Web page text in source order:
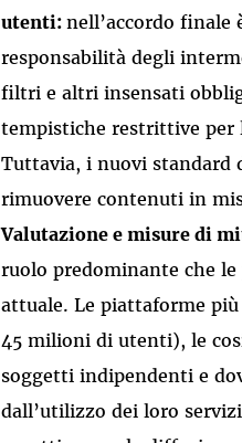
utenti:nell’accordo finale
responsabilità degli
filtri e altri insensati
tempistiche restrittive per
Tuttavia, i nuovi standard
rimuovere contenuti in
Valutazione e misure di
ruolo predominante che
attuale. Le piattaforme
45 milioni di utenti), le
soggetti indipendenti e
dall’utilizzo dei loro